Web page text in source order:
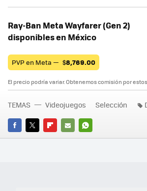
Ray-Ban Meta Wayfarer (Gen 2)
disponibles en México
PVP en Meta — $8,769.00
El precio podría variar. Obtenemos comisión por
FACEBOOK
TWITTERFLIPBOARD
E-
WHATSAPP
TEMAS Videojuegos Selección